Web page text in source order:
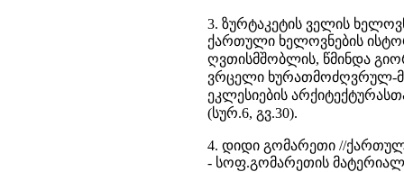
3. ზურტაკეტის ველის
ქართული ხელოვნების
ღვთისმშობლის, წმინდა
ვრცელი ხურათმოძღვრულ-
ეკლესიების
(სურ.6, გვ.30).
4. დიდი გომარეთი //
- სოფ.გომარეთის